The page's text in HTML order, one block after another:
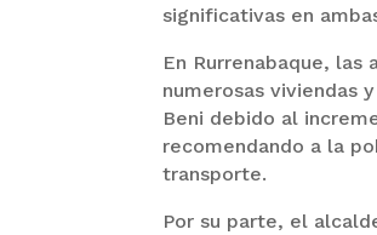
significativas en
En Rurrenabaque, las
numerosas viviendas
Beni debido al
recomendando a la
transporte.
Por su parte, el